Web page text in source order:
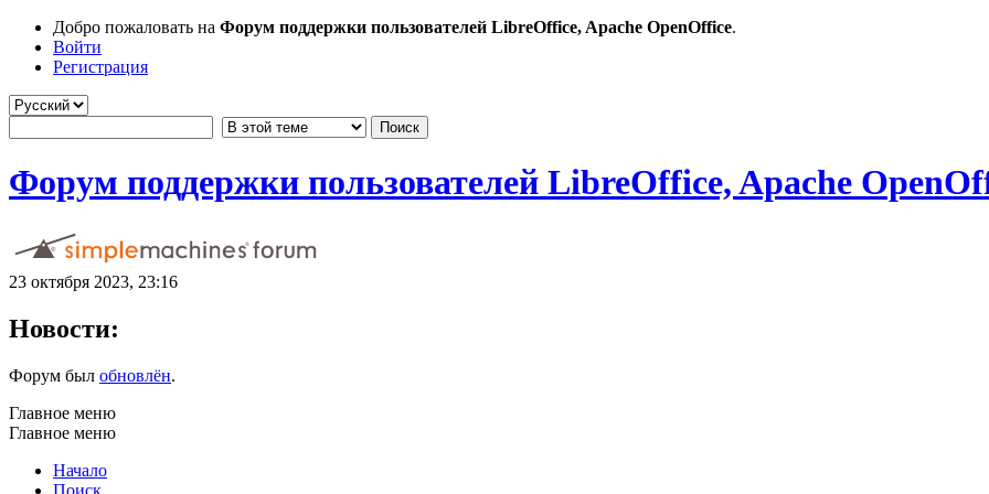
Добро пожаловать на Форум поддержки пользователей LibreOffice, Apache OpenOffice.
Войти
Регистрация
Форум поддержки пользователей LibreOffice, Apache
23 октября 2023, 23:16
Новости:
Форум был обновлён.
Главное меню
Главное меню
Начало
Поиск